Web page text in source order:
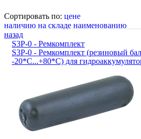
Сортировать по: цене
наличию на складе наименованию
назад
S3P-0 - Ремкомплект
S3P-0 - Ремкомплект (резиновый
-20*С...+80*С) для